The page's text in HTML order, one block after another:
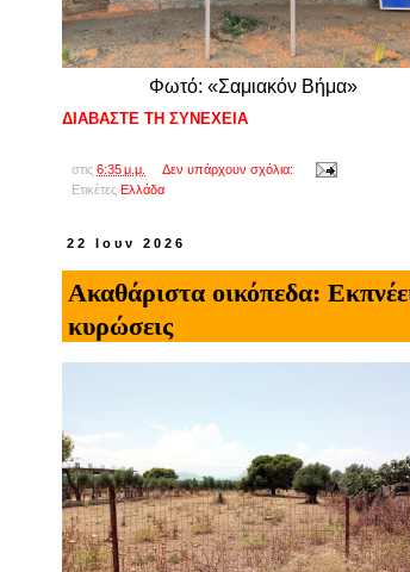
Φωτό: «Σαμιακόν Βήμα»
ΔΙΑΒΑΣΤΕ ΤΗ ΣΥΝΕΧΕΙΑ
στις 6:35 μ.μ.
Δεν υπάρχουν σχόλια:
Ετικέτες Ελλάδα
22 Ιουν 2026
Ακαθάριστα οικόπεδα:
κυρώσεις